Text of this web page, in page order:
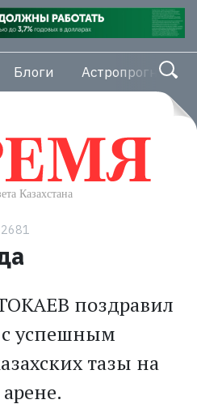
Блоги Астропрогноз
2681
поздравил
успешным
тазы на